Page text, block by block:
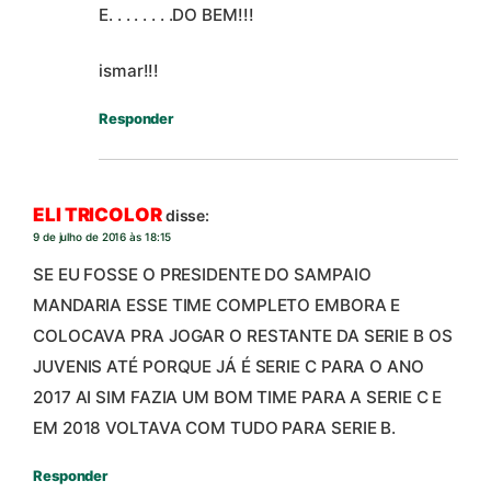
E. . . . . . . .DO BEM!!!
ismar!!!
Responder
ELI TRICOLORdisse:
9 de julho de 2016 às 18:15
SE EU FOSSE O PRESIDENTE DO SAMPAIO
MANDARIA ESSE TIME COMPLETO EMBORA E
COLOCAVA PRA JOGAR O RESTANTE DA SERIE B OS
JUVENIS ATÉ PORQUE JÁ É SERIE C PARA O ANO
2017 AI SIM FAZIA UM BOM TIME PARA A SERIE C E
EM 2018 VOLTAVA COM TUDO PARA SERIE B.
Responder